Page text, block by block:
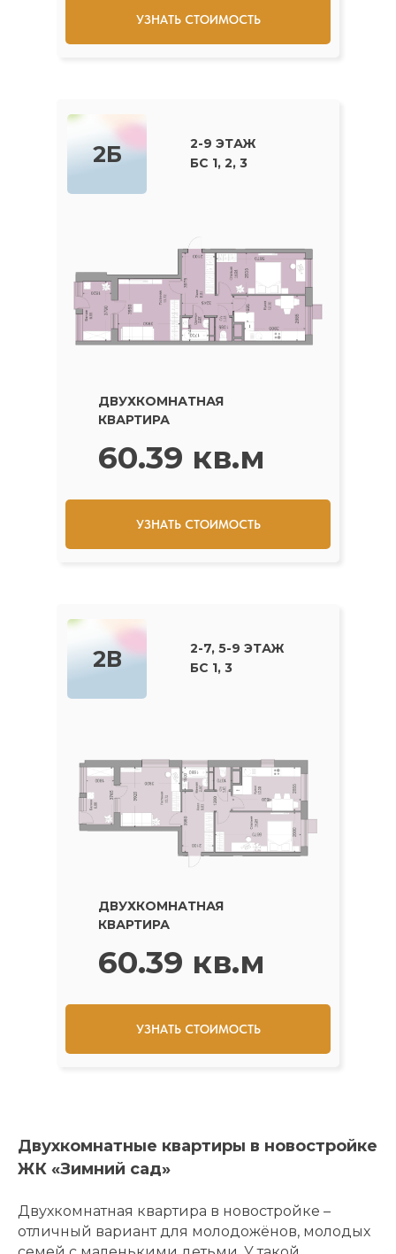
УЗНАТЬ СТОИМОСТЬ
60.39 кв.м
ДВУХКОМНАТНАЯ
КВАРТИРА
2Б
2-9 ЭТАЖ
БС 1, 2, 3
УЗНАТЬ СТОИМОСТЬ
60.39 кв.м
ДВУХКОМНАТНАЯ
КВАРТИРА
2В
2-7, 5-9 ЭТАЖ
БС 1, 3
УЗНАТЬ СТОИМОСТЬ
Двухкомнатные квартиры в новостройке
ЖК «Зимний сад»
Двухкомнатная квартира в новостройке –
отличный вариант для молодожёнов, молодых